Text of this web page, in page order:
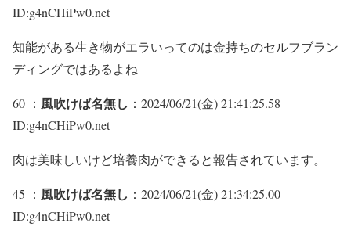
ID:g4nCHiPw0.net
知能がある生き物がエラいってのは金持ちのセルフブラン
ディングではあるよね
60 ： 風吹けば名無し ：2024/06/21(金) 21:41:25.58
ID:g4nCHiPw0.net
肉は美味しいけど培養肉ができると報告されています。
45 ： 風吹けば名無し ：2024/06/21(金) 21:34:25.00
ID:g4nCHiPw0.net